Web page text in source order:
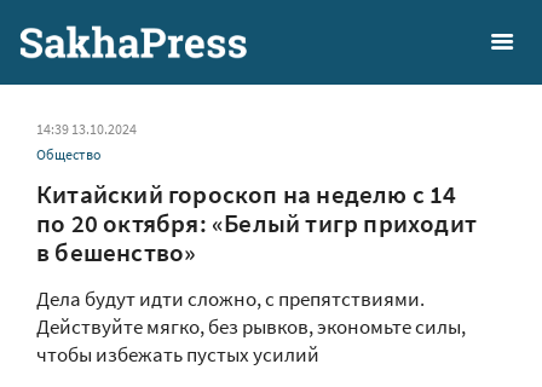
14:39 13.10.2024
Общество
Китайский гороскоп на неделю с 14
по 20 октября: «Белый тигр приходит
в бешенство»
Дела будут идти сложно, с препятствиями.
Действуйте мягко, без рывков, экономьте силы,
чтобы избежать пустых усилий